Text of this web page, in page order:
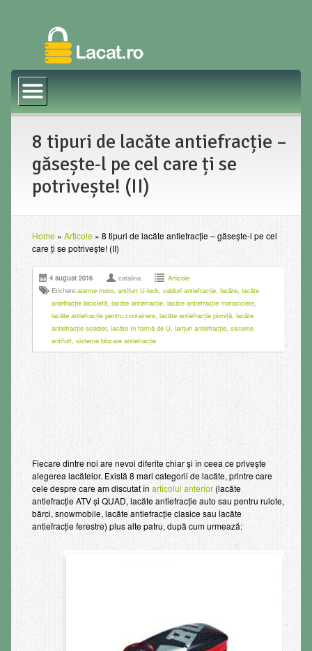
Blog
8 tipuri de lacăte antiefracție –
găsește-l pe cel care ți se
potrivește! (II)
Home» Articole» 8 tipuri de lacăte antiefracție – găsește-l pe cel
care ți se potrivește! (II)
4 august 2016 catalina
Articole
Etichete:alarme moto, antifurt U-lock, cabluri antiefracție, lacăte, lacăte
aniefracție bicicletă, lacăte antiefracție, lacăte antiefracție motociclete,
lacăte antiefracție pentru containere, lacăte antiefracție pivniță, lacăte
antiefracție scooter, lacăte în formă de U, lanțuri antiefracție, sisteme
antifurt, sisteme blocare antiefracție
Fiecare dintre noi are nevoi diferite chiar şi în ceea ce priveşte
alegerea lacătelor. Există 8 mari categorii de lacăte, printre care
cele despre care am discutat în articolul anterior(lacăte
antiefracţie ATV şi QUAD, lacăte antiefracţie auto sau pentru rulote,
bărci, snowmobile, lacăte antiefracţie clasice sau lacăte
antiefracţie ferestre) plus alte patru, după cum urmează: